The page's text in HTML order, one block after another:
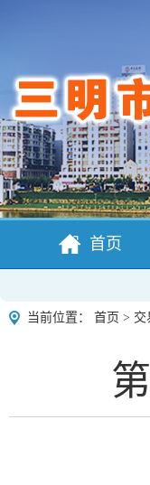
首页
当前位置： 首页 > 交